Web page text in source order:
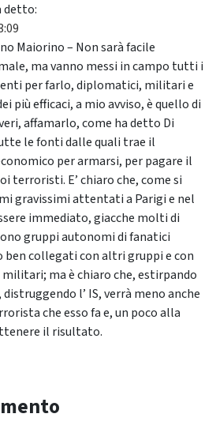
detto:
Maiorino – Non sarà facile
ma vanno messi in campo tutti i
per farlo, diplomatici, militari e
più efficaci, a mio avviso, è quello di
affamarlo, come ha detto Di
le fonti dalle quali trae il
per armarsi, per pagare il
terroristi. E’ chiaro che, come si
gravissimi attentati a Parigi e nel
immediato, giacche molti di
gruppi autonomi di fanatici
collegati con altri gruppi e con
ma è chiaro che, estirpando
l’ IS, verrà meno anche
che esso fa e, un poco alla
il risultato.